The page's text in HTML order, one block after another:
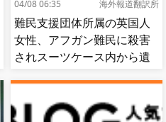
04/08 06:35 海外報道翻訳所
難民支援団体所属の英国人
女性、アフガン難民に殺害
されスーツケース内から遺